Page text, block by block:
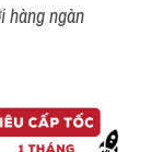
hàng ngàn